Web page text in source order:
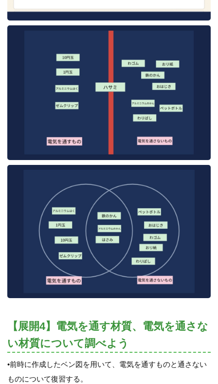
【展開4】電気を通す材質、電気を通さな
い材質について調べよう
•前時に作成したベン図を用いて、電気を通すものと通さない
ものについて復習する。